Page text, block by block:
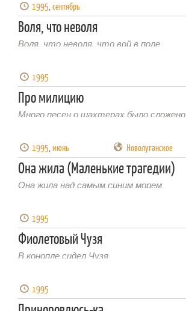
1995,сентябрь
Воля, что неволя
Воля, что неволя, что вой в поле
1995
Про милицию
Много песен о шахтерах было сложено
1995,июнь Новолуганское
Она жила (Маленькие трагедии)
Она жила над самым синим морем
1995
Фиолетовый Чузя
В конопле сидел Чузя
1995